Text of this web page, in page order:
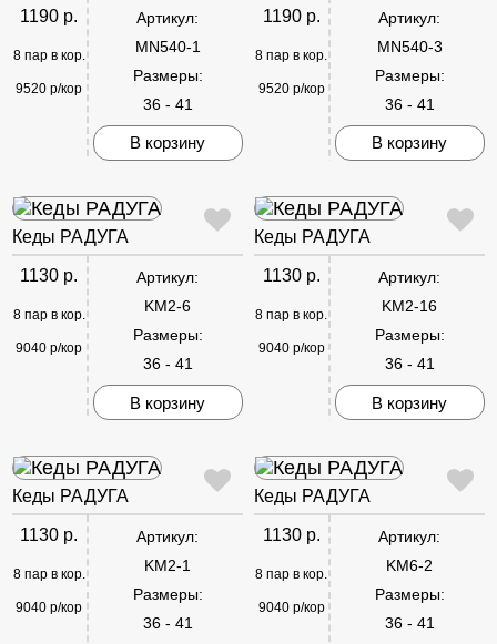
1190 р.
8 пар в кор.
9520 р/кор
Артикул:
MN540-1
Размеры:
36 - 41
В корзину
1190 р.
8 пар в кор.
9520 р/кор
Артикул:
MN540-3
Размеры:
36 - 41
В корзину
Кеды РАДУГА
1130 р.
8 пар в кор.
9040 р/кор
Артикул:
KM2-6
Размеры:
36 - 41
В корзину
Кеды РАДУГА
1130 р.
8 пар в кор.
9040 р/кор
Артикул:
KM2-16
Размеры:
36 - 41
В корзину
Кеды РАДУГА
1130 р.
8 пар в кор.
9040 р/кор
Артикул:
KM2-1
Размеры:
36 - 41
Кеды РАДУГА
1130 р.
8 пар в кор.
9040 р/кор
Артикул:
KM6-2
Размеры:
36 - 41